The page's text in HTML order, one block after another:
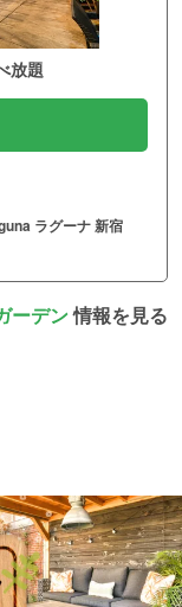
放題
ラグーナ 新宿
ーデン情報を見る